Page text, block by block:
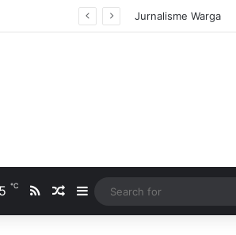
Jurnalisme Warga
℃ RSSRandom Article
Sidebar